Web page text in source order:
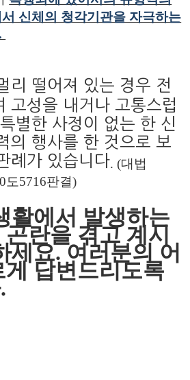
신체의 청각기관을 자극하는
리 떨어져 있는 경우 전
고성을 내거나 고통스럽
별한 사정이 없는 한 신
의 행사를 한 것으로 보
례가 있습니다. (대법
도5716판결)
활에서 발생하는
란을 겪고 계시
세요.여러분의 어
게 답변드리도록
.